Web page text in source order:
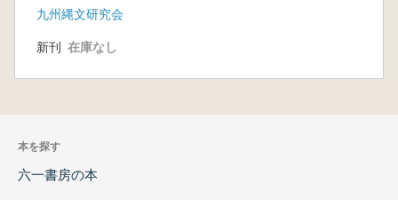
資料集
九州縄文研究会
新刊 在庫なし
本を探す
六一書房の本